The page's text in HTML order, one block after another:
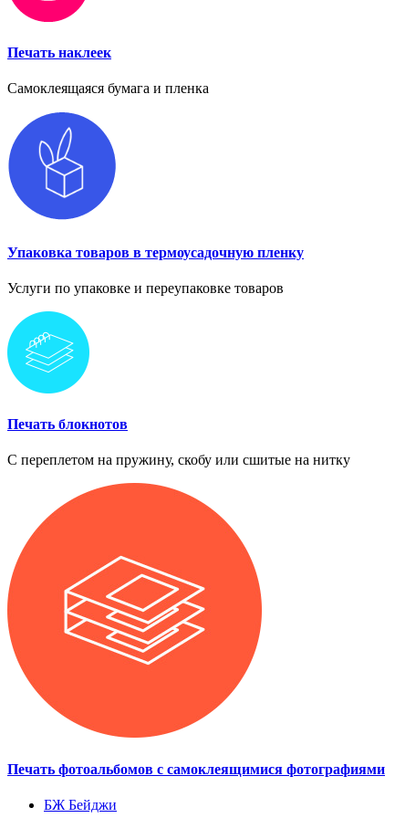
Печать наклеек
Самоклеящаяся бумага и пленка
Упаковка товаров в термоусадочную пленку
Услуги по упаковке и переупаковке товаров
Печать блокнотов
С переплетом на пружину, скобу или сшитые на нитку
Печать фотоальбомов с самоклеящимися фотографиями
БЖ Бейджи